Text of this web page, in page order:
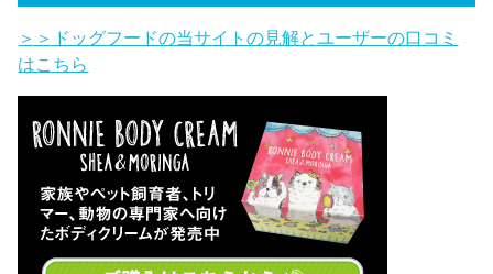
＞＞ドッグフードの当サイトの見解とユーザーの口コミ
はこちら